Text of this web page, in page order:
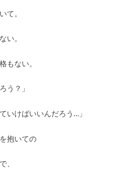
て。
い。
もない。
う？」
いけばいいんだろう…」
抱いての
、